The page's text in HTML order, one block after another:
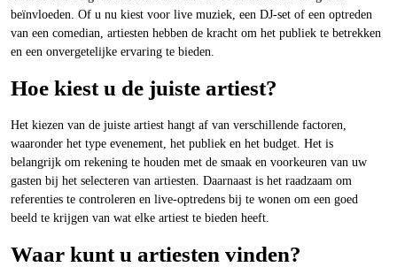
beïnvloeden. Of u nu kiest voor live muziek, een DJ-set of een optreden
van een comedian, artiesten hebben de kracht om het publiek te betrekken
en een onvergetelijke ervaring te bieden.
Hoe kiest u de juiste artiest?
Het kiezen van de juiste artiest hangt af van verschillende factoren,
waaronder het type evenement, het publiek en het budget. Het is
belangrijk om rekening te houden met de smaak en voorkeuren van uw
gasten bij het selecteren van artiesten. Daarnaast is het raadzaam om
referenties te controleren en live-optredens bij te wonen om een goed
beeld te krijgen van wat elke artiest te bieden heeft.
Waar kunt u artiesten vinden?